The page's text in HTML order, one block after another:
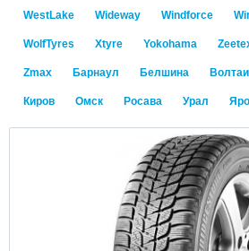
WestLake Wideway Windforce
WolfTyres Xtyre Yokohama
Zmax Барнаул Белшина
Киров Омск Росава Урал